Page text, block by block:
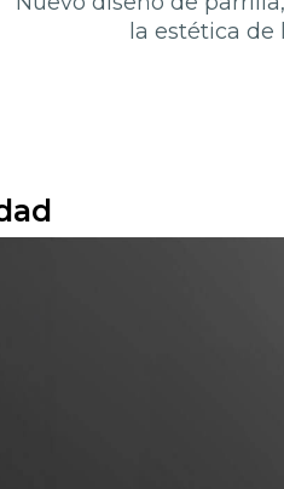
la estética de